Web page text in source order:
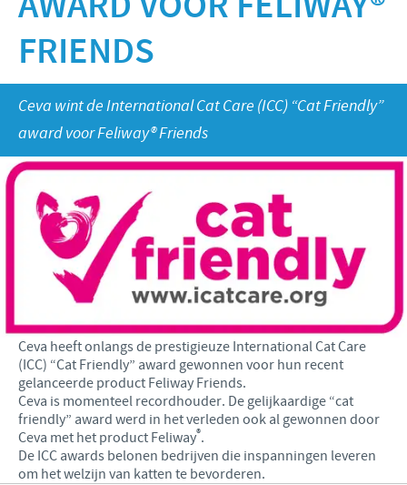
Onze missie
Onze kernwaarden
Productie
Runderen - Schapen - Geiten
Varkens
Focus op verantwoordelijkheid
Programma ontwikkelingshulp
NIEUWS
Internationaal nieuws
Benelux Nieuws
JOBS
International position
CONTACT
FRIENDS
Ceva wint de International Cat Care (ICC) “Cat Friendly”
award voor Feliway® Friends
Ceva heeft onlangs de prestigieuze International Cat Care
(ICC) “Cat Friendly” award gewonnen voor hun recent
gelanceerde product Feliway Friends.
Ceva is momenteel recordhouder. De gelijkaardige “cat
friendly” award werd in het verleden ook al gewonnen door
Ceva met het product Feliway®.
De ICC awards belonen bedrijven die inspanningen leveren
om het welzijn van katten te bevorderen.